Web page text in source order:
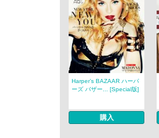
Harper’s BAZAAR ハーパ
ーズ バザー... [Special版]
購入